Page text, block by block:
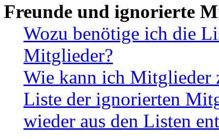
Freunde und ignorierte
Wozu benötige ich die
Mitglieder?
Wie kann ich Mitglieder
Liste der ignorierten
wieder aus den Listen